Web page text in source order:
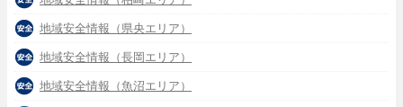
地域安全情報（県央エリア）
地域安全情報（長岡エリア）
地域安全情報（魚沼エリア）